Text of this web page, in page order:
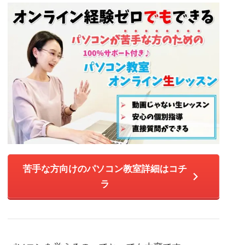
苦手な方向けのパソコン教室詳細はコチ
ラ